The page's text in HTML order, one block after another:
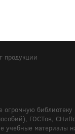
продукции
ГОСТов,
материалы